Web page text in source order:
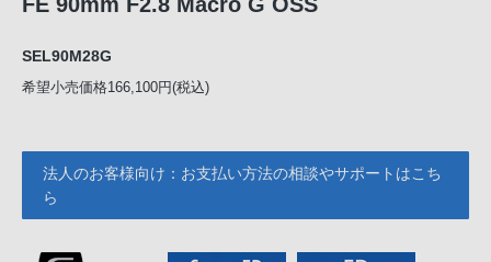
SEL90M28G
希望小売価格166,100円(税込)
法人のお客様向け：お支払い方法の相談やサポートはこち
ら